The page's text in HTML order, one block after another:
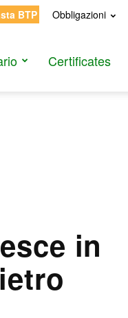
BTP Obbligazioni
Certificates
in